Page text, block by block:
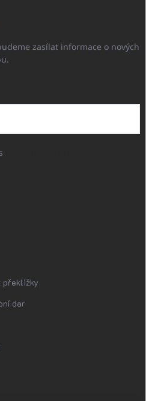
zasílat informace o nových
překližky
dar